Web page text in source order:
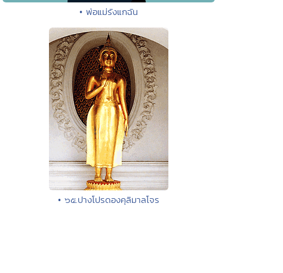
• พ่อแม่รังแกฉัน
• ๖๕.ปางโปรดองคุลิมาลโจร